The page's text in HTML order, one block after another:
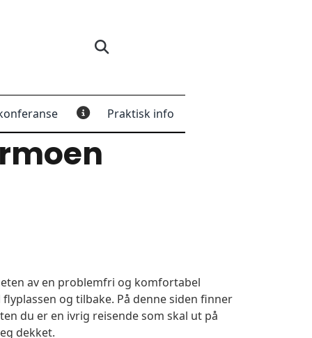
Praktisk info
av en problemfri og komfortabel
og tilbake. På denne siden finner
du er en ivrig reisende som skal ut på
dekket.